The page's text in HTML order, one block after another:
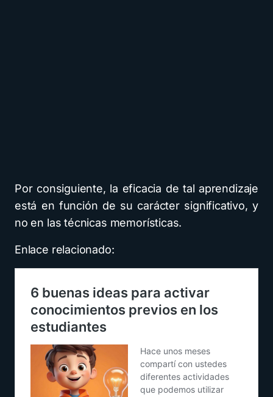
Por consiguiente, la eficacia de tal aprendizaje
está en función de su carácter significativo, y
no en las técnicas memorísticas.
Enlace relacionado: